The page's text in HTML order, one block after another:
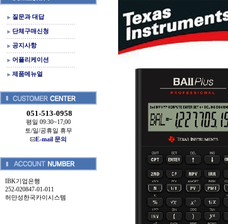
질문과 대답
단체구매신청
공지사항
어플리케이션
제품메뉴얼
051-513-0958
평일 09:30~17;00
토/일/공휴일 휴무
E-mail 문의
IBK기업은행
252-020847-01-011
허만성한국카이시스템